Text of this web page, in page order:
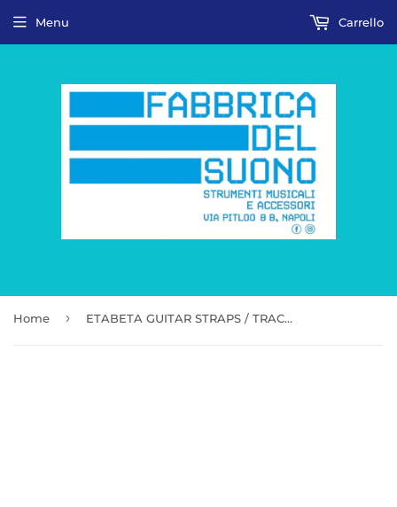
Menu Carrello
Home › ETABETA GUITAR STRAPS / TRACOLLE PER CHITARRA E BASSO - BLACK NIGHT Guitar Strap | Nero